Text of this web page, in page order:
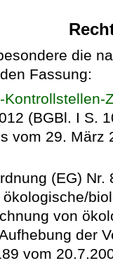
die
Fassung:
Kontrollstellen-
(BGBl. I S.
vom 29. März
(EG)
ökologische/
von
der
vom